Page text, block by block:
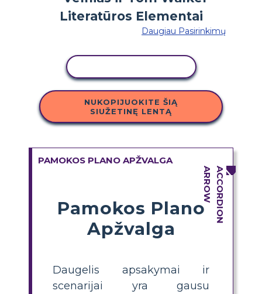
Daugiau Pasirinkimų
NUKOPIJUOKITE ŠIĄ
SIUŽETINĘ LENTĄ
PAMOKOS PLANO APŽVALGA
Pamokos Plano
Apžvalga
Daugelis apsakymai ir
scenarijai yra gausu